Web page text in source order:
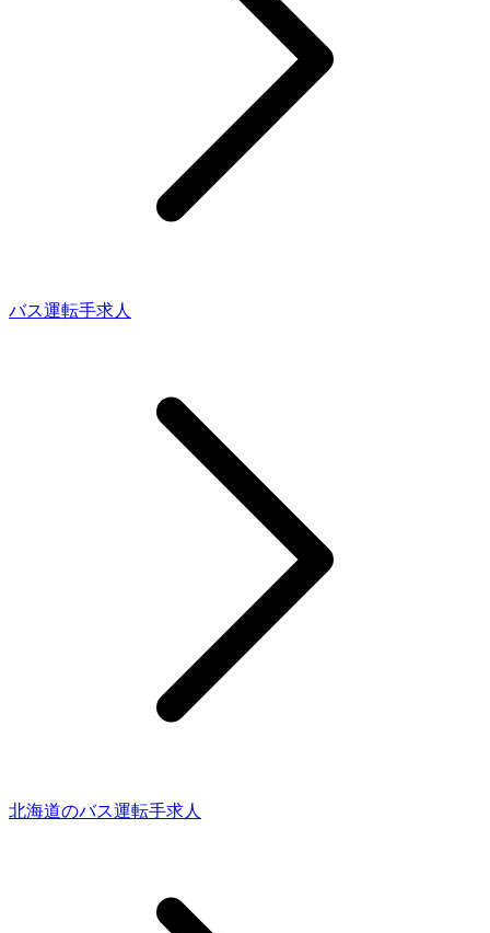
バス運転手求人
北海道のバス運転手求人